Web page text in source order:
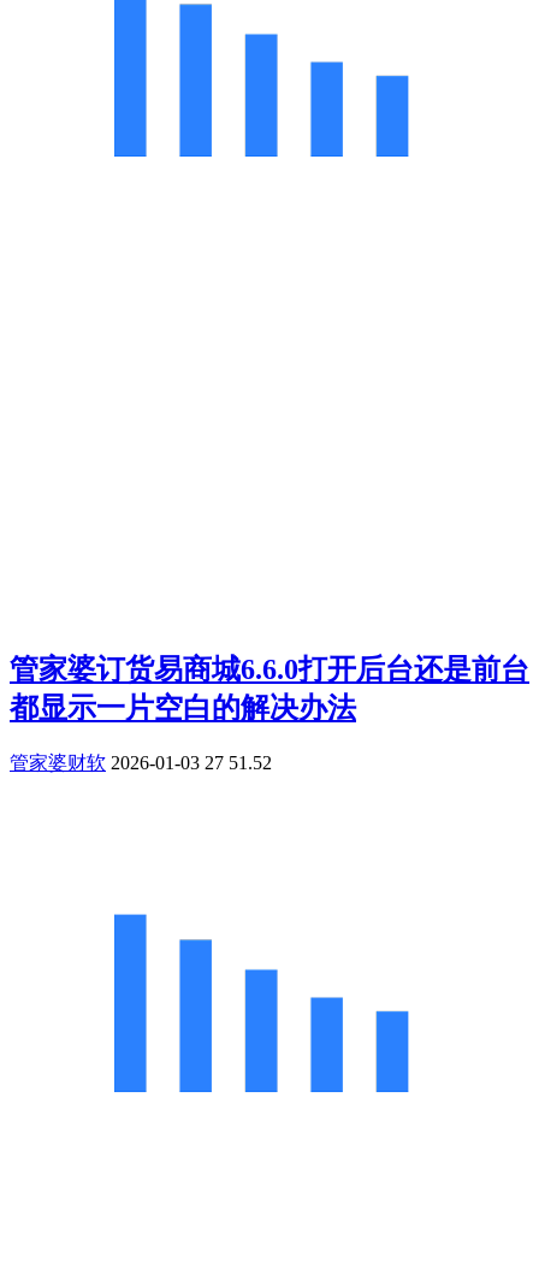
管家婆订货易商城6.6.0打开后台还是前台
都显示一片空白的解决办法
管家婆财软 2026-01-03 27 51.52